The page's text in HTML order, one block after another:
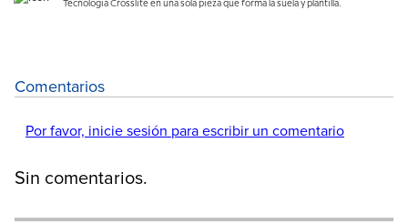
Tecnología Crosslite en una sola pieza que forma la suela y plantilla.
Comentarios
Por favor, inicie sesión para escribir un comentario
Sin comentarios.